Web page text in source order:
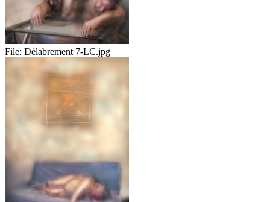
File: Délabrement 7-LC.jpg